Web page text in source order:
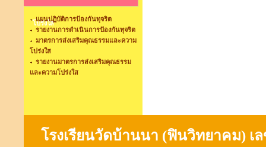
โปร่งใส
แผนปฏิบัติการป้องกันทุจริต
รายงานการดำเนินการป้องกันทุจริต
มาตรการส่งเสริมคุณธรรมและความ
โปร่งใส
รายงานมาตรการส่งเสริมคุณธรรม
และความโปร่งใส
โรงเรียนวัดบ้านนา (ฟินวิทยาคม) เ